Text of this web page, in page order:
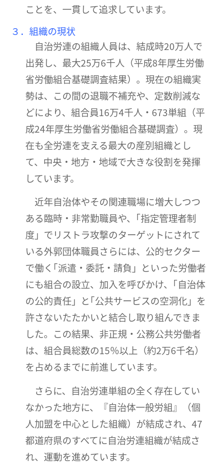
ことを、一貫して追求しています。
３．組織の現状
自治労連の組織人員は、結成時20万人で
出発し、最大25万6千人（平成8年厚生労働
省労働組合基礎調査結果）。現在の組織実
勢は、この間の退職不補充や、定数削減な
どにより、組合員16万4千人・673単組（平
成24年厚生労働省労働組合基礎調査）。現
在も全労連を支える最大の産別組織とし
て、中央・地方・地域で大きな役割を発揮
しています。
近年自治体やその関連職場に増大しつつ
ある臨時・非常勤職員や、｢指定管理者制
度」でリストラ攻撃のターゲットにされて
いる外郭団体職員さらには、公的セクター
で働く｢派遣・委託・請負」といった労働者
にも組合の設立、加入を呼びかけ、｢自治体
の公的責任」と｢公共サービスの空洞化」を
許さないたたかいと結合し取り組んできま
した。この結果、非正規・公務公共労働者
は、組合員総数の15％以上（約2万6千名）
を占めるまでに前進しています。
さらに、自治労連単組の全く存在してい
なかった地方に、『自治体一般労組』（個
人加盟を中心とした組織）が結成され、47
都道府県のすべてに自治労連組織が結成さ
れ、運動を進めています。